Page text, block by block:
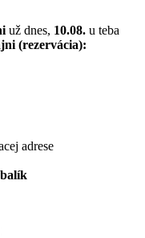
už dnes, 10.08. u teba
(rezervácia):
adrese